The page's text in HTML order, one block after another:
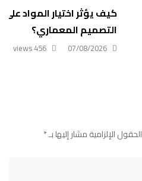
كيف يؤثر اختيار المواد على
التصميم المعماري؟
07/08/2026
456 views
الحقول الإلزامية مشار إليها بـ*